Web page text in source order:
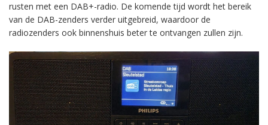
rusten met een DAB+-radio. De komende tijd wordt het bereik
van de DAB-zenders verder uitgebreid, waardoor de
radiozenders ook binnenshuis beter te ontvangen zullen zijn.